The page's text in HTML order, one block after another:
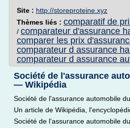
Site : http://storeproteine.xyz
Thèmes liés : comparatif de
/ comparateur d'assurance
comparer les prix
comparateur d assurance
comparateur d assurance
Société de l'assurance
— Wikipédia
Société de l'assurance automobile
Un article de Wikipédia,
Société de l'assurance automobile